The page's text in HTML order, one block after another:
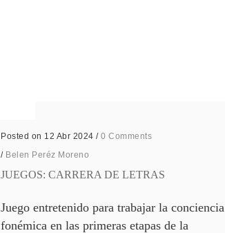
Posted on 12 Abr 2024 / 0 Comments
/ Belen Peréz Moreno
JUEGOS: CARRERA DE LETRAS
Juego entretenido para trabajar la conciencia
fonémica en las primeras etapas de la